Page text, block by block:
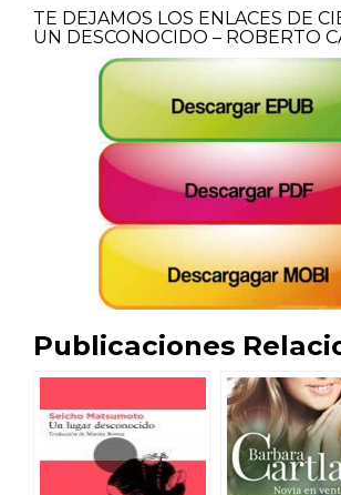
TE DEJAMOS LOS ENLACES DE
UN DESCONOCIDO – ROBERTO
Publicaciones